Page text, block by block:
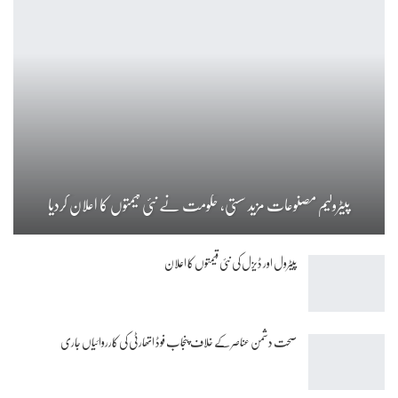
پیٹرولیم مصنوعات مزید سستی، حکومت نے نئی قیمتوں کا اعلان کردیا
پیٹرول اور ڈیزل کی نئی قیمتوں کا اعلان
صحت دشمن عناصر کے خلاف پنجاب فوڈ اتھارٹی کی کارروائیاں جاری